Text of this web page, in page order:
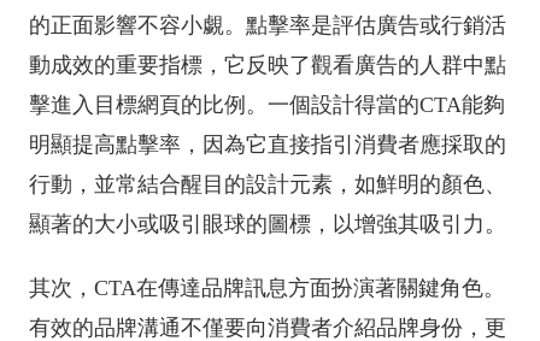
的正面影響不容小覷。點擊率是評估廣告或行銷活
動成效的重要指標，它反映了觀看廣告的人群中點
擊進入目標網頁的比例。一個設計得當的CTA能夠
明顯提高點擊率，因為它直接指引消費者應採取的
行動，並常結合醒目的設計元素，如鮮明的顏色、
顯著的大小或吸引眼球的圖標，以增強其吸引力。
其次，CTA在傳達品牌訊息方面扮演著關鍵角色。
有效的品牌溝通不僅要向消費者介紹品牌身份，更